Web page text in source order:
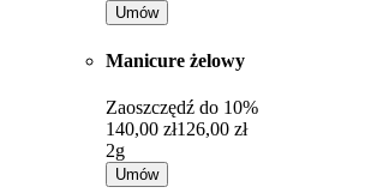
Umów
Manicure żelowy
Zaoszczędź do 10%
140,00 zł126,00 zł
2g
Umów